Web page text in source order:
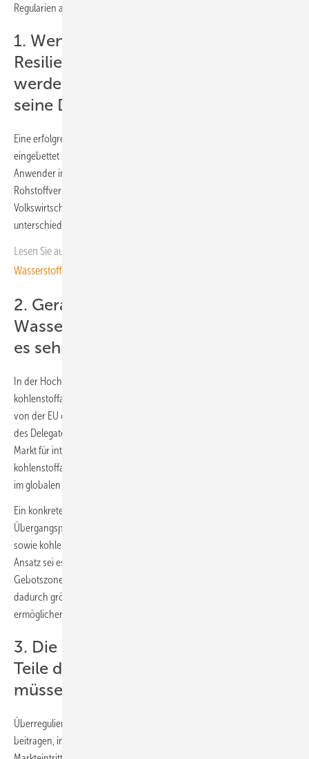
Regularien aufzeigen:
1. Wenn Klimaschutz, Industrie und
Resilienz zusammen gedacht
werden, braucht es Wasserstoff und
seine Derivate
Eine erfolgreiche Wasserstoffstrategie müsse in eine Industriestrategie
eingebettet sein, die auch die Wettbewerbsfähigkeit aller industriellen
Anwender im Fokus hat. Das Thema der Resilienz und Energie- und
Rohstoffversorgungssicherheit sei für die gesamte deutsche
Volkswirtschaft essenziell und ein breit aufgestellter Energiemix für
unterschiedlichste Anwendungen unabdingbar.
Lesen Sie auch:
Wasserstoff ankommt
2. Gerade in der
Wasserstoffhochlaufphase braucht
es sehr pragmatische Ansätze
In der Hochlaufphase der Wasserstoffwirtschaft würde auch
kohlenstoffarmer Wasserstoff eine relevante Rolle spielen. Mit den
von der EU derzeit rechtlich geplanten Anforderungen im Rahmen
des Delegated Act „Low 3 Carbon Hydrogen“ könne der europäische
Markt für internationale Anbieter von klimafreundlichem,
kohlenstoffarmem Wasserstoff und seinen Derivaten unattraktiv und
im globalen Nachfragewettbewerb chancenlos werden.
Ein konkreter Ansatzpunkt sei eine Verlängerung der
Übergangsphasen und Fristen für RFNBO-konformen Wasserstoff
sowie kohlenstoffarmen Wasserstoff. Ein weiterer pragmatischer
Ansatz sei es, den Schwellenwert von 90 % EE-Anteil einer
Gebotszone für die Hochlaufphase temporär abzusenken und
dadurch größere Potenziale von nachhaltigem Wasserstoff zu
ermöglichen.
3. Die Rahmenbedingungen für alle
Teile der Wertschöpfungskette
müssen deutlich einfacher werden
Überregulierte Prozesse zu verschlanken würde wesentlich dazu
beitragen, insbesondere Unsicherheiten für alle Akteure und damit